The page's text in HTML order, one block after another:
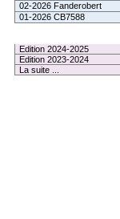
02-2026 Fanderobert
01-2026 CB7588
Edition 2024-2025
Edition 2023-2024
La suite ...